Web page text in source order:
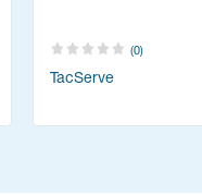
(0)
TacServe